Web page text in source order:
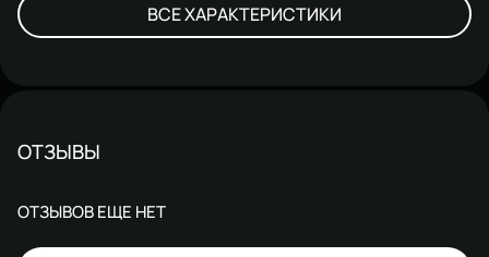
ВСЕ ХАРАКТЕРИСТИКИ
ОТЗЫВЫ
ОТЗЫВОВ ЕЩЕ НЕТ